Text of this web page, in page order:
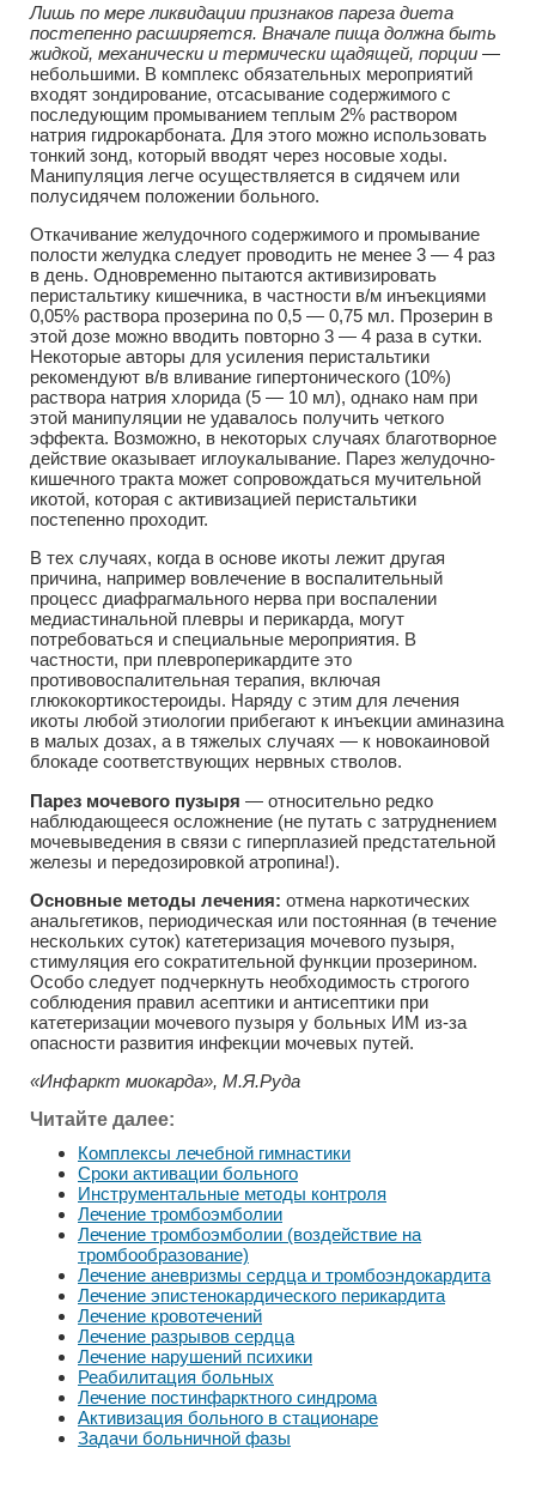
Лишь по мере ликвидации признаков пареза диета
постепенно расширяется. Вначале пища должна быть
жидкой, механически и термически щадящей, порции —
небольшими. В комплекс обязательных мероприятий
входят зондирование, отсасывание содержимого с
последующим промыванием теплым 2% раствором
натрия гидрокарбоната. Для этого можно использовать
тонкий зонд, который вводят через носовые ходы.
Манипуляция легче осуществляется в сидячем или
полусидячем положении больного.
Откачивание желудочного содержимого и промывание
полости желудка следует проводить не менее 3 — 4 раз
в день. Одновременно пытаются активизировать
перистальтику кишечника, в частности в/м инъекциями
0,05% раствора прозерина по 0,5 — 0,75 мл. Прозерин в
этой дозе можно вводить повторно 3 — 4 раза в сутки.
Некоторые авторы для усиления перистальтики
рекомендуют в/в вливание гипертонического (10%)
раствора натрия хлорида (5 — 10 мл), однако нам при
этой манипуляции не удавалось получить четкого
эффекта. Возможно, в некоторых случаях благотворное
действие оказывает иглоукалывание. Парез желудочно-
кишечного тракта может сопровождаться мучительной
икотой, которая с активизацией перистальтики
постепенно проходит.
В тех случаях, когда в основе икоты лежит другая
причина, например вовлечение в воспалительный
процесс диафрагмального нерва при воспалении
медиастинальной плевры и перикарда, могут
потребоваться и специальные мероприятия. В
частности, при плевроперикардите это
противовоспалительная терапия, включая
глюкокортикостероиды. Наряду с этим для лечения
икоты любой этиологии прибегают к инъекции аминазина
в малых дозах, а в тяжелых случаях — к новокаиновой
блокаде соответствующих нервных стволов.
Парез мочевого пузыря — относительно редко
наблюдающееся осложнение (не путать с затруднением
мочевыведения в связи с гиперплазией предстательной
железы и передозировкой атропина!).
Основные методы лечения: отмена наркотических
анальгетиков, периодическая или постоянная (в течение
нескольких суток) катетеризация мочевого пузыря,
стимуляция его сократительной функции прозерином.
Особо следует подчеркнуть необходимость строгого
соблюдения правил асептики и антисептики при
катетеризации мочевого пузыря у больных ИМ из-за
опасности развития инфекции мочевых путей.
«Инфаркт миокарда», М.Я.Руда
Читайте далее:
Комплексы лечебной гимнастики
Сроки активации больного
Инструментальные методы контроля
Лечение тромбоэмболии
Лечение тромбоэмболии (воздействие на
тромбообразование)
Лечение аневризмы сердца и тромбоэндокардита
Лечение эпистенокардического перикардита
Лечение кровотечений
Лечение разрывов сердца
Лечение нарушений психики
Реабилитация больных
Лечение постинфарктного синдрома
Активизация больного в стационаре
Задачи больничной фазы